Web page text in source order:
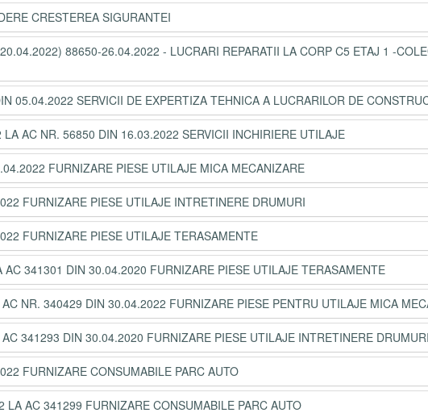
CRESTEREA SIGURANTEI
88650-26.04.2022 - LUCRARI REPARATII LA CORP C5 ETAJ 1 -
05.04.2022 SERVICII DE EXPERTIZA TEHNICA A LUCRARILOR DE
AC NR. 56850 DIN 16.03.2022 SERVICII INCHIRIERE UTILAJE
FURNIZARE PIESE UTILAJE MICA MECANIZARE
FURNIZARE PIESE UTILAJE INTRETINERE DRUMURI
FURNIZARE PIESE UTILAJE TERASAMENTE
341301 DIN 30.04.2020 FURNIZARE PIESE UTILAJE TERASAMENTE
NR. 340429 DIN 30.04.2022 FURNIZARE PIESE PENTRU UTILAJE MICA
341293 DIN 30.04.2020 FURNIZARE PIESE UTILAJE INTRETINERE DRUMURI
FURNIZARE CONSUMABILE PARC AUTO
AC 341299 FURNIZARE CONSUMABILE PARC AUTO